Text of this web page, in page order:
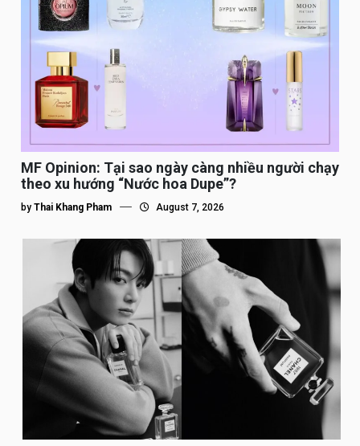
MF Opinion: Tại sao ngày càng nhiều người chạy
theo xu hướng “Nước hoa Dupe”?
by Thai Khang Pham August 7, 2026